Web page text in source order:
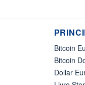
Bitcoin
Bitcoin
Dollar